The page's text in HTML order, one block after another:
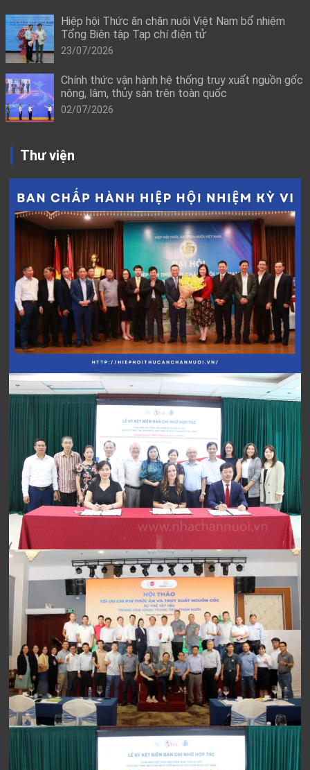
Hiệp hội Thức ăn chăn nuôi Việt Nam bổ nhiệm
Tổng Biên tập Tạp chí điện tử
23/07/2026
Chính thức vận hành hệ thống truy xuất nguồn gốc
nông, lâm, thủy sản trên toàn quốc
02/07/2026
Thư viện